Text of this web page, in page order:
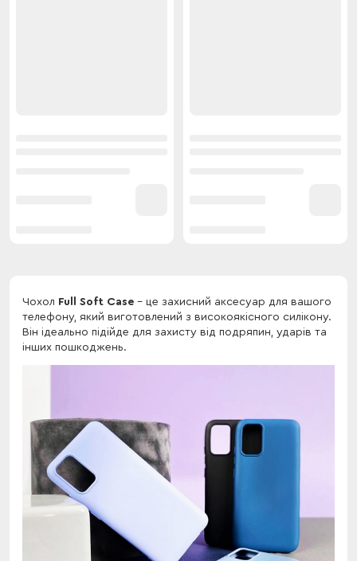
Чохол Full Soft Case - це захисний аксесуар для вашого
телефону, який виготовлений з високоякісного силікону.
Він ідеально підійде для захисту від подряпин, ударів та
інших пошкоджень.